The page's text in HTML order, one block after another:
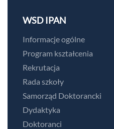
WSD IPAN
Informacje ogólne
Program kształcenia
Rekrutacja
Rada szkoły
Samorząd Doktorancki
Dydaktyka
Doktoranci